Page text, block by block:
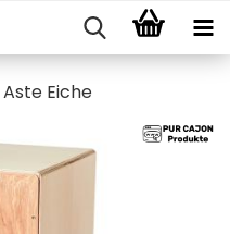
Aste Eiche